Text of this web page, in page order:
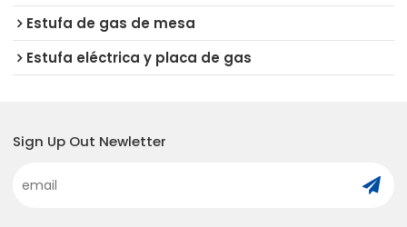
Estufa de gas de mesa
Estufa eléctrica y placa de gas
Sign Up Out Newletter